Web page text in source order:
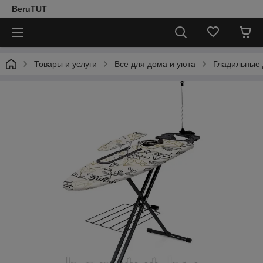
BeruTUT
Товары и услуги Все для дома и уюта Гладильные